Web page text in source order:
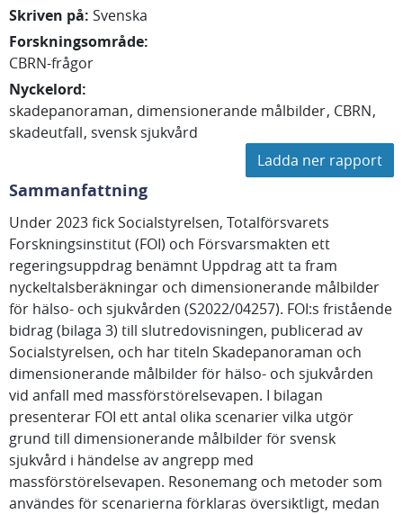
Skriven på: Svenska
Forskningsområde:
CBRN-frågor
Nyckelord:
skadepanoraman dimensionerande målbilder CBRN
skadeutfall svensk sjukvård
Ladda ner rapport
Sammanfattning
Under 2023 fick Socialstyrelsen, Totalförsvarets
Forskningsinstitut (FOI) och Försvarsmakten ett
regeringsuppdrag benämnt Uppdrag att ta fram
nyckeltalsberäkningar och dimensionerande målbilder
för hälso- och sjukvården (S2022/04257). FOI:s fristående
bidrag (bilaga 3) till slutredovisningen, publicerad av
Socialstyrelsen, och har titeln Skadepanoraman och
dimensionerande målbilder för hälso- och sjukvården
vid anfall med massförstörelsevapen. I bilagan
presenterar FOI ett antal olika scenarier vilka utgör
grund till dimensionerande målbilder för svensk
sjukvård i händelse av angrepp med
massförstörelsevapen. Resonemang och metoder som
användes för scenarierna förklaras översiktligt, medan